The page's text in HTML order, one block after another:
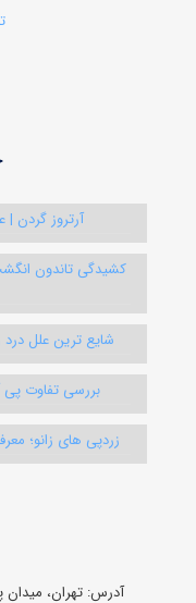
آرتروز گردن
کشیدگی تاندون
شایع ترین علل
بررسی تفاوت
زردپی‌ های زانو؛
آدرس: تهران، میدان